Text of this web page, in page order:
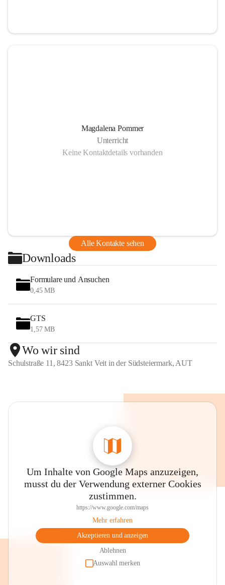
Magdalena Pommer
Unterricht
Keine Kontaktdetails vorhanden
Alle Kontakte sehen
Downloads
Formulare und Ansuchen
0,45 MB
GTS
1,57 MB
Wo wir sind
Schulstraße 11, 8423 Sankt Veit in der Südsteiermark, AUT
Um Inhalte von Google Maps anzuzeigen,
musst du der Verwendung externer Cookies
zustimmen.
https://www.google.com/maps
Mehr erfahren
Akzeptieren und anzeigen
Ablehnen
Auswahl merken